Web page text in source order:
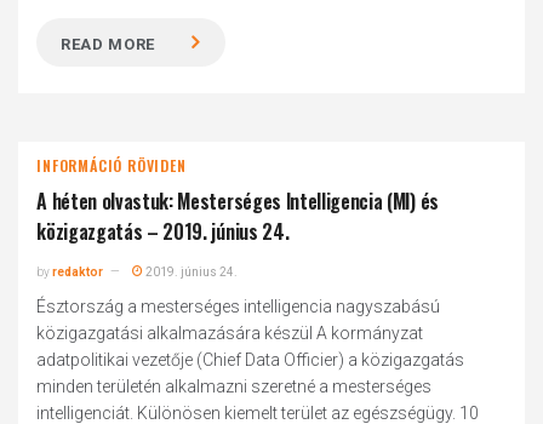
READ MORE
INFORMÁCIÓ RÖVIDEN
A héten olvastuk: Mesterséges Intelligencia (MI) és
közigazgatás – 2019. június 24.
byredaktor 2019. június 24.
Észtország a mesterséges intelligencia nagyszabású
közigazgatási alkalmazására készül A kormányzat
adatpolitikai vezetője (Chief Data Officier) a közigazgatás
minden területén alkalmazni szeretné a mesterséges
intelligenciát. Különösen kiemelt terület az egészségügy. 10